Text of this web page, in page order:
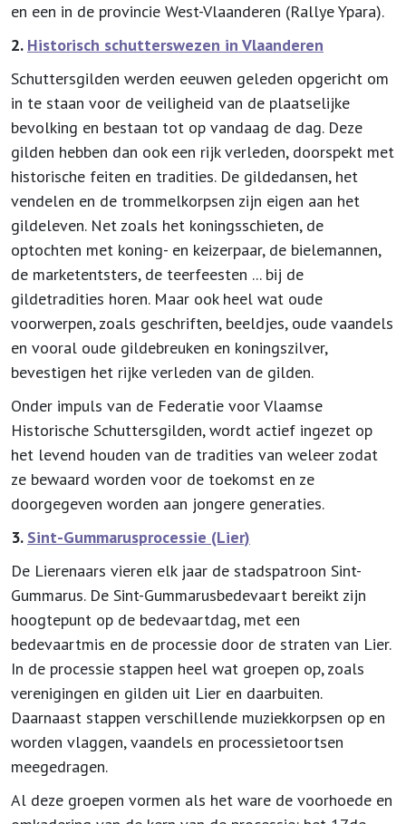
en een in de provincie West-Vlaanderen (Rallye Ypara).
2. Historisch schutterswezen in Vlaanderen
Schuttersgilden werden eeuwen geleden opgericht om
in te staan voor de veiligheid van de plaatselijke
bevolking en bestaan tot op vandaag de dag. Deze
gilden hebben dan ook een rijk verleden, doorspekt met
historische feiten en tradities. De gildedansen, het
vendelen en de trommelkorpsen zijn eigen aan het
gildeleven. Net zoals het koningsschieten, de
optochten met koning- en keizerpaar, de bielemannen,
de marketentsters, de teerfeesten ... bij de
gildetradities horen. Maar ook heel wat oude
voorwerpen, zoals geschriften, beeldjes, oude vaandels
en vooral oude gildebreuken en koningszilver,
bevestigen het rijke verleden van de gilden.
Onder impuls van de Federatie voor Vlaamse
Historische Schuttersgilden, wordt actief ingezet op
het levend houden van de tradities van weleer zodat
ze bewaard worden voor de toekomst en ze
doorgegeven worden aan jongere generaties.
3. Sint-Gummarusprocessie (Lier)
De Lierenaars vieren elk jaar de stadspatroon Sint-
Gummarus. De Sint-Gummarusbedevaart bereikt zijn
hoogtepunt op de bedevaartdag, met een
bedevaartmis en de processie door de straten van Lier.
In de processie stappen heel wat groepen op, zoals
verenigingen en gilden uit Lier en daarbuiten.
Daarnaast stappen verschillende muziekkorpsen op en
worden vlaggen, vaandels en processietoortsen
meegedragen.
Al deze groepen vormen als het ware de voorhoede en